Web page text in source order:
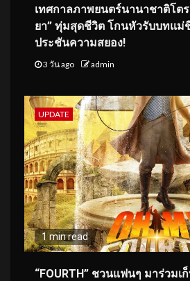
เทศกาลภาพยนตร์นานาชาติโต
ยา” ทุ่มสุดชีวิต โกนหัวรับบทแ
ประชันความสยอง!
3 วัน ago admin
UPDATE
1 min read
“FOURTH” ชวนแฟนๆ มาร่วมเ